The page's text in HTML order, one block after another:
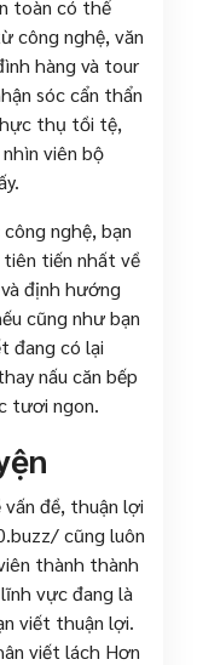
toàn có thể
công nghệ, văn
hàng và tour
sóc cẩn thẩn
thụ tồi tệ,
viên bộ
nghệ, bạn
tiến nhất về
định hướng
cũng như bạn
đang có lại
nấu căn bếp
tươi ngon.
đề, thuận lợi
cũng luôn
thành thành
vực đang là
viết thuận lợi.
viết lách Hơn